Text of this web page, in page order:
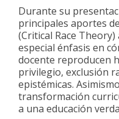
Durante su
principales aportes
(Critical Race
especial énfasis en
docente reproducen
privilegio, exclusión
epistémicas.
transformación
a una educación